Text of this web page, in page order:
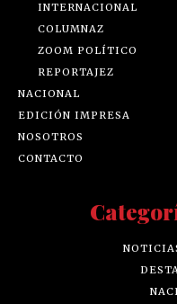
INTERNACIONAL
COLUMNAZ
ZOOM POLÍTICO
REPORTAJEZ
NACIONAL
EDICIÓN IMPRESA
NOSOTROS
CONTACTO